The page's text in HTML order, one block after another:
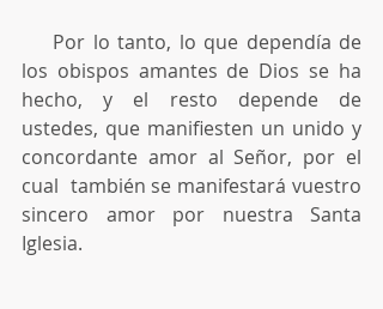
los obispos amantes de Dios se ha
hecho, y el resto depende de
ustedes, que manifiesten un unido y
concordante amor al Señor, por el
cual  también se manifestará vuestro
sincero amor por nuestra Santa
Iglesia.